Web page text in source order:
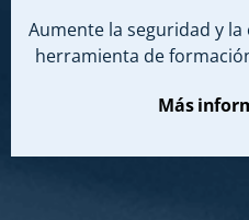
Aumente la seguridad y
herramienta de
Más